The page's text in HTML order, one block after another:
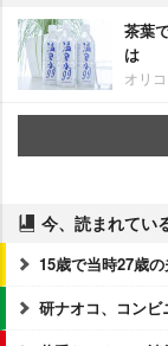
茶葉
は
オリ
今、読まれてい
15歳で当時27歳
研ナオコ、コンビ